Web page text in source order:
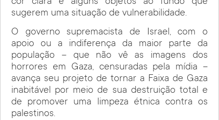
sugerem uma situação de vulnerabilidade.
O governo supremacista de Israel, com o
apoio ou a indiferença da maior parte da
população – que não vê as imagens dos
horrores em Gaza, censuradas pela mídia –
avança seu projeto de tornar a Faixa de Gaza
inabitável por meio de sua destruição total e
de promover uma limpeza étnica contra os
palestinos.